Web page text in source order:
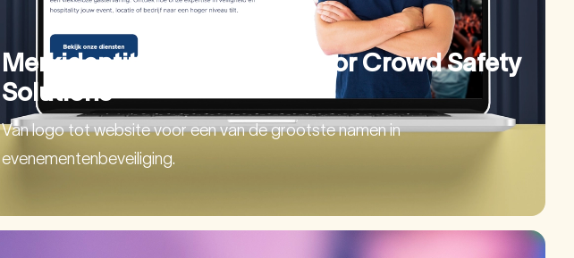
Merkidentiteit en website voor Crowd Safety
Solutions
Van logo tot website voor een van de grootste namen in
evenementenbeveiliging.